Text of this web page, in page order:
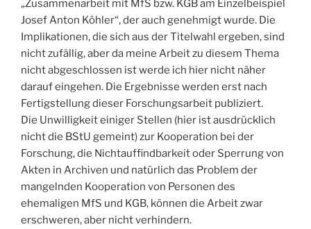
„Zusammenarbeit mit MfS bzw. KGB am Einzelbeispiel
Josef Anton Köhler“, der auch genehmigt wurde. Die
Implikationen, die sich aus der Titelwahl ergeben, sind
nicht zufällig, aber da meine Arbeit zu diesem Thema
nicht abgeschlossen ist werde ich hier nicht näher
darauf eingehen. Die Ergebnisse werden erst nach
Fertigstellung dieser Forschungsarbeit publiziert.
Die Unwilligkeit einiger Stellen (hier ist ausdrücklich
nicht die BStU gemeint) zur Kooperation bei der
Forschung, die Nichtauffindbarkeit oder Sperrung von
Akten in Archiven und natürlich das Problem der
mangelnden Kooperation von Personen des
ehemaligen MfS und KGB, können die Arbeit zwar
erschweren, aber nicht verhindern.